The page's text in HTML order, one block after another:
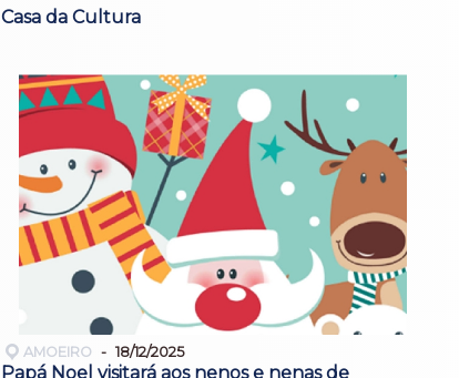
Casa da Cultura
AMOEIRO 18/12/2025
Papá Noel visitará aos nenos e nenas de